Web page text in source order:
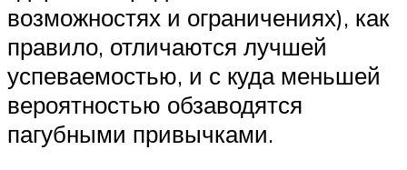
возможностях и ограничениях), как
правило, отличаются лучшей
успеваемостью, и с куда меньшей
вероятностью обзаводятся
пагубными привычками.